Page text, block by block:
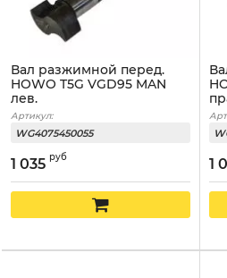
Вал разжимной перед.
HOWO T5G VGD95 MAN
лев.
Артикул:
WG4075450055
1 035 руб 1